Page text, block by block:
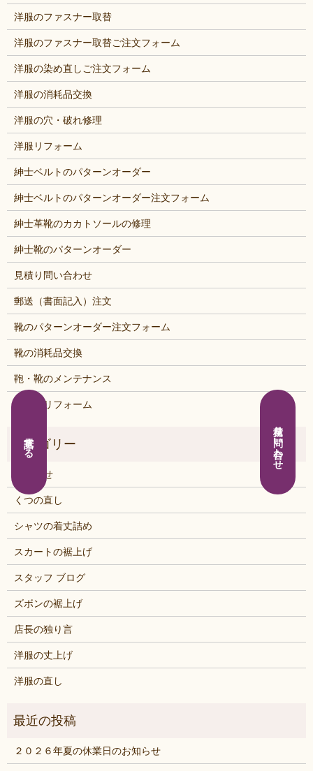
洋服のファスナー取替
洋服のファスナー取替ご注文フォーム
洋服の染め直しご注文フォーム
洋服の消耗品交換
洋服の穴・破れ修理
洋服リフォーム
紳士ベルトのパターンオーダー
紳士ベルトのパターンオーダー注文フォーム
紳士革靴のカカトソールの修理
紳士靴のパターンオーダー
見積り問い合わせ
郵送（書面記入）注文
靴のパターンオーダー注文フォーム
靴の消耗品交換
鞄・靴のメンテナンス
鞄・靴リフォーム
お知らせ
くつの直し
シャツの着丈詰め
スカートの裾上げ
スタッフ ブログ
ズボンの裾上げ
店長の独り言
洋服の丈上げ
洋服の直し
２０２６年夏の休業日のお知らせ
電話する 見積り問い合わせ